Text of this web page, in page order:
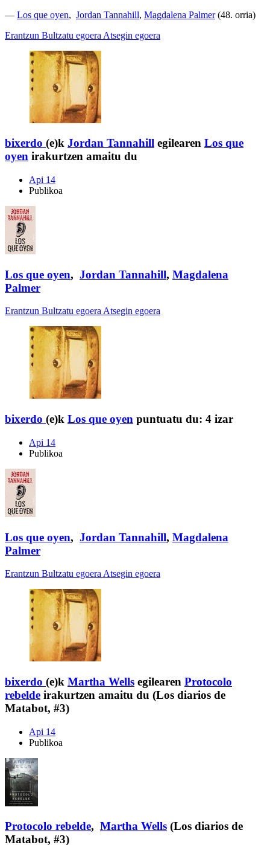
— Los que oyen, Jordan Tannahill, Magdalena Palmer(48. orria)
Erantzun Bultzatu egoera Atsegin egoera
bixerdo (e)k Jordan Tannahill egilearen Los que
oyen irakurtzen amaitu du
Api 14
Publikoa
Los que oyen, Jordan Tannahill, Magdalena
Palmer
Erantzun Bultzatu egoeraAtsegin egoera
bixerdo (e)k Los que oyen puntuatu du: 4 izar
Api 14
Publikoa
Los que oyen, Jordan Tannahill, Magdalena
Palmer
Erantzun Bultzatu egoera Atsegin egoera
bixerdo (e)k Martha Wells egilearen Protocolo
rebelde irakurtzen amaitu du (Los diarios de
Matabot, #3)
Api 14
Publikoa
Protocolo rebelde, Martha Wells (Los diarios de
Matabot, #3)